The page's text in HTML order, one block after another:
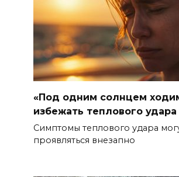
«Под одним солнцем
избежать теплового
Симптомы теплового удара
проявляться внезапно